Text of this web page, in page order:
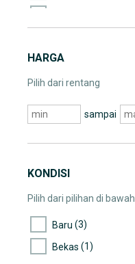
Nokia
Samsung(8.740)
Asus(129)
Cross(2)
IMO
Xiaomi (2.147)
Evercoss
HARGA
Pilih dari rentang
sampai
KONDISI
Pilih dari pilihan di bawah
Baru (3)
Bekas (1)